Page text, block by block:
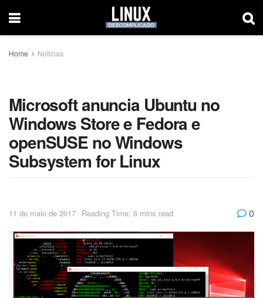
Home Noticias
Microsoft anuncia Ubuntu no
Windows Store e Fedora e
openSUSE no Windows
Subsystem for Linux
11 de maio de 2017 Reading Time: 6 mins read 0